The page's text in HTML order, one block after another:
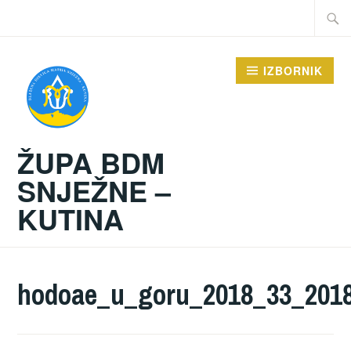
Traži:
ŽUPA BDM
SNJEŽNE –
KUTINA
IZBORNIK